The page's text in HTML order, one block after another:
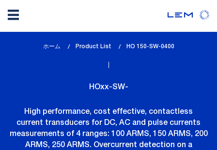
ホーム Product List
lem_current_page
HO 150-SW-0400
HOxx-SW-
High performance, cost effective, contactless
current transducers for DC, AC and pulse currents
measurements of 4 ranges: 100 ARMS, 150 ARMS, 200
ARMS, 250 ARMS. Overcurrent detection on a